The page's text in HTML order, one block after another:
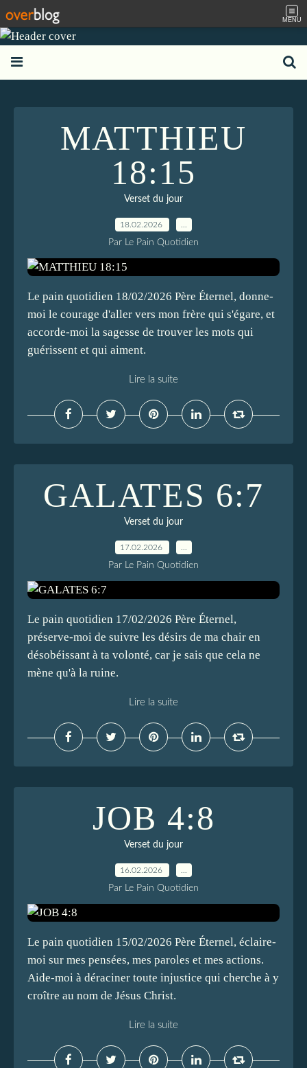
MENU
MATTHIEU
18:15
Verset du jour
18.02.2026
Par Le Pain Quotidien
Le pain quotidien 18/02/2026 Père Éternel, donne-
moi le courage d'aller vers mon frère qui s'égare, et
accorde-moi la sagesse de trouver les mots qui
guérissent et qui aiment.
Lire la suite
GALATES 6:7
Verset du jour
17.02.2026
Par Le Pain Quotidien
Le pain quotidien 17/02/2026 Père Éternel,
préserve-moi de suivre les désirs de ma chair en
désobéissant à ta volonté, car je sais que cela ne
mène qu'à la ruine.
Lire la suite
JOB 4:8
Verset du jour
16.02.2026
Par Le Pain Quotidien
Le pain quotidien 15/02/2026 Père Éternel, éclaire-
moi sur mes pensées, mes paroles et mes actions.
Aide-moi à déraciner toute injustice qui cherche à y
croître au nom de Jésus Christ.
Lire la suite